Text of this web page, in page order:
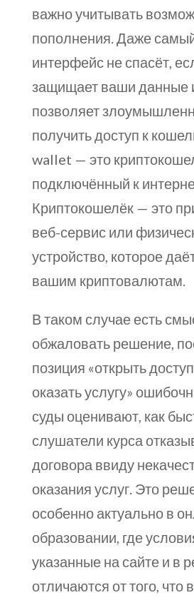
важно учитывать
пополнения. Даже
интерфейс не спасёт,
защищает ваши данные
позволяет
получить доступ к
wallet — это
подключённый к
Криптокошелёк — это
веб-сервис или
устройство, которое
вашим криптовалютам.
В таком случае есть
обжаловать решение,
позиция «открыть
оказать услугу»
суды оценивают, как
слушатели курса
договора ввиду
оказания услуг. Это
особенно актуально в
образовании, где
указанные на сайте и в
отличаются от того, что